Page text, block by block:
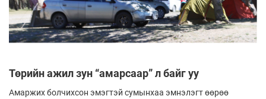
Төрийн ажил зун “амарсаар” л байг уу
Амаржих болчихсон эмэгтэй сумынхаа эмнэлэгт өөрөө